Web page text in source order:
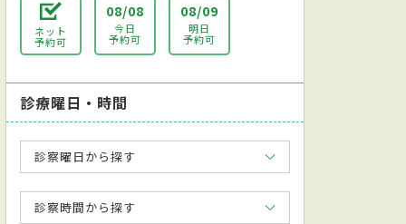
ネット
予約可
08/08
今日
予約可
08/09
明日
予約可
診療曜日・時間
診察曜日から探す
診察時間から探す